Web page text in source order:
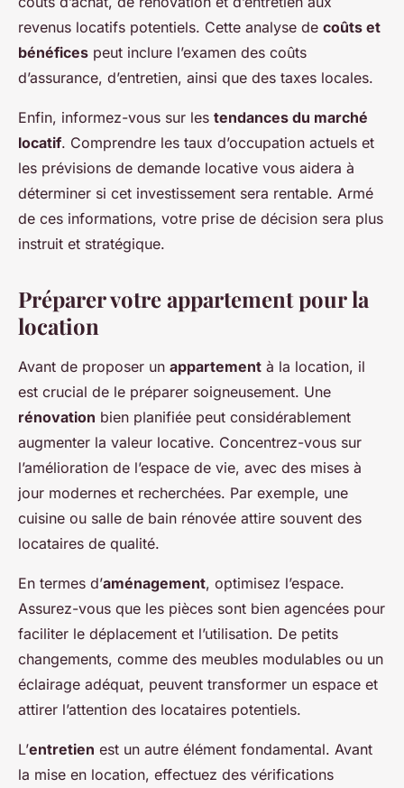
revenus locatifs potentiels. Cette analyse de coûts et
bénéfices peut inclure l’examen des coûts
d’assurance, d’entretien, ainsi que des taxes locales.
Enfin, informez-vous sur les tendances du marché
locatif. Comprendre les taux d’occupation actuels et
les prévisions de demande locative vous aidera à
déterminer si cet investissement sera rentable. Armé
de ces informations, votre prise de décision sera plus
instruit et stratégique.
Préparer votre appartement pour la
location
Avant de proposer un appartement à la location, il
est crucial de le préparer soigneusement. Une
rénovation bien planifiée peut considérablement
augmenter la valeur locative. Concentrez-vous sur
l’amélioration de l’espace de vie, avec des mises à
jour modernes et recherchées. Par exemple, une
cuisine ou salle de bain rénovée attire souvent des
locataires de qualité.
En termes d’aménagement, optimisez l’espace.
Assurez-vous que les pièces sont bien agencées pour
faciliter le déplacement et l’utilisation. De petits
changements, comme des meubles modulables ou un
éclairage adéquat, peuvent transformer un espace et
attirer l’attention des locataires potentiels.
L’entretien est un autre élément fondamental. Avant
la mise en location, effectuez des vérifications